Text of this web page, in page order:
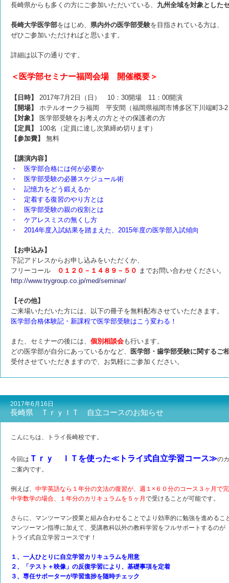
長崎県からも多くの方にご参加いただいている、 九州全域を対象とした
長崎大学医学部をはじめ、 県内外の医学部受験を 目指されている方は、
ぜひご参加いただければと思います。
詳細は以下の通りです。
＜医学部セミナー福岡会場 開催概要＞
【日時】
2017年7月2日（日） 10：30開場 11：00開演
【開場】
ホテルオークラ福岡 平安間（福岡県福岡市博多区下川端町3-
【対象】
医学部受験をお考えの方とその保護者の方
【定員】
100名（定員に達し次第締め切ります）
【参加費】
無料
【講演内容】
・ 医学部合格には何が必要か
・ 医学部受験の必勝スケジュール術
・ 記憶力をどう鍛えるか
・ 定着する復習のやり方とは
・ 医学部受験の親の役割とは
・ ケアレスミスの無くし方
・ 2014年度入試結果を踏まえた、2015年度の医学部入試傾向
【お申込み】
下記アドレスからお申し込みをいただくか、
フリーコール
０１２０－１４８９－５０ までお問い合わせください。
http://www.trygroup.co.jp/med/seminar/
【その他】
ご来場いただいた方には、以下の冊子を無料配布させていただきます。
医学部合格体験記・新課程で医学部受験はこう変わる！
また、セミナーの後には、 個別相談会も行います。
どの医学部が自分にあっているかなど、
医学部・歯学部受験に関するご
受付させていただきますので、お気軽にご参加ください。
2017年6月16日
長崎県 ＴｒｙＩＴ 自立コースのお知らせ
こんにちは、トライ長崎校です。
今回は Ｔｒｙ ＩＴを使った≪トライ式自立学習コース≫の
ご案内です。
例えば、 中学英語なら１年分の文法の復習が、週１×６０分のコース３ヶ月で
中学数学の場合、１年分のカリキュラムを５ヶ月 で受けることが可能です。
さらに、マンツーマン授業と組み合わせることでより効率的に勉強を進めるこ
マンツーマン指導に加えて、受講教科以外の教科学習をフルサポートするのが
トライ式自立学習コースです！
１、一人ひとりに自立学習カリキュラムを用意
２、「テスト＋映像」の反復学習により、基礎事項を定着
３、専任サポーターが学習進捗を随時チェック